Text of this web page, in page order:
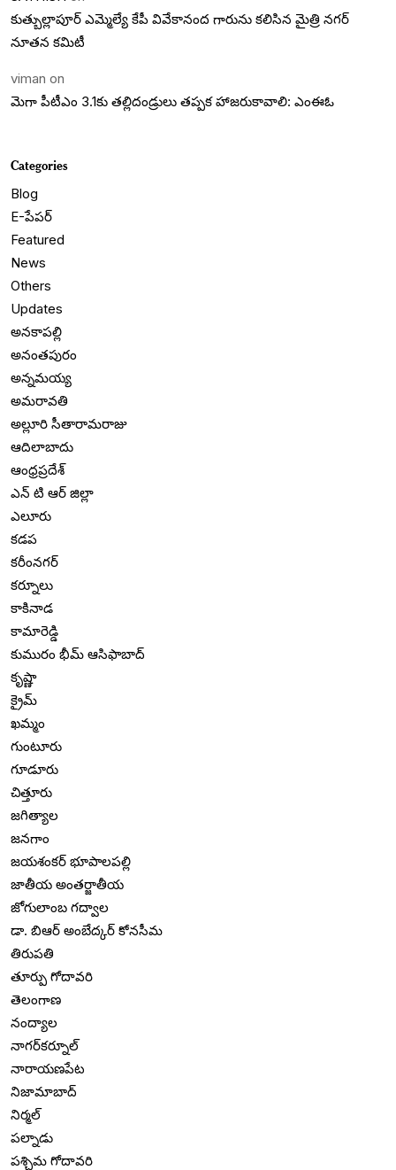
కుత్బుల్లాపూర్ ఎమ్మెల్యే కేపీ వివేకానంద గారును కలిసిన మైత్రి నగర్
నూతన కమిటీ
viman on
మెగా పీటీఎం 3.1కు తల్లిదండ్రులు తప్పక హాజరుకావాలి: ఎంఈఓ
Categories
Blog
E-పేపర్
Featured
News
Others
Updates
అనకాపల్లి
అనంతపురం
అన్నమయ్య
అమరావతి
అల్లూరి సీతారామరాజు
ఆదిలాబాదు
ఆంధ్రప్రదేశ్
ఎన్ టి ఆర్ జిల్లా
ఎలూరు
కడప
కరీంనగర్
కర్నూలు
కాకినాడ
కామారెడ్డి
కుమురం భీమ్ ఆసిఫాబాద్
కృష్ణా
క్రైమ్
ఖమ్మం
గుంటూరు
గూడూరు
చిత్తూరు
జగిత్యాల
జనగాం
జయశంకర్ భూపాలపల్లి
జాతీయ అంతర్జాతీయ
జోగులాంబ గద్వాల
డా. బిఆర్ అంబేద్కర్ కోనసీమ
తిరుపతి
తూర్పు గోదావరి
తెలంగాణ
నంద్యాల
నాగర్‌కర్నూల్
నారాయణపేట
నిజామాబాద్
నిర్మల్
పల్నాడు
పశ్చిమ గోదావరి